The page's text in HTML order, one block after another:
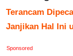
Terancam
Janjikan Hal Ini
Sponsored